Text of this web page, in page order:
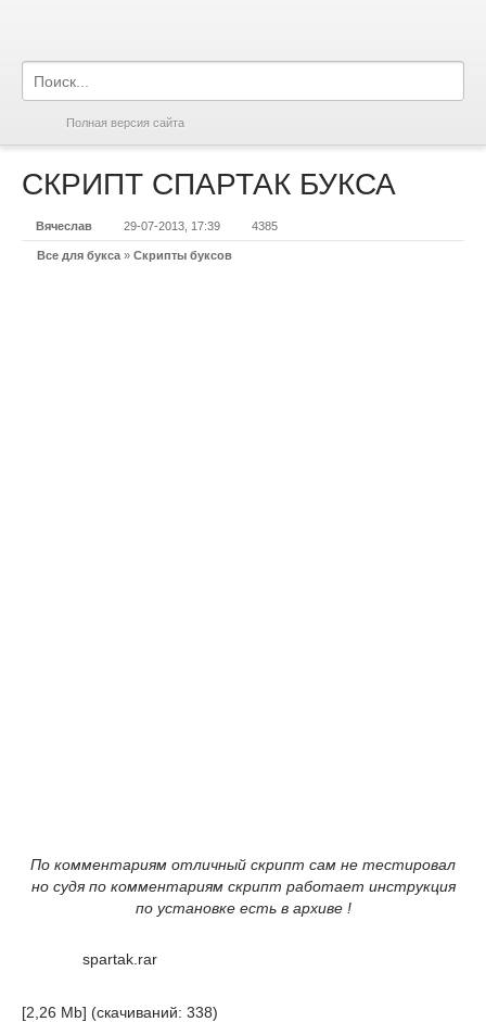
Полная версия сайта
СКРИПТ СПАРТАК БУКСА
Вячеслав 29-07-2013, 17:39 4385
Все для букса » Скрипты буксов
По комментариям отличный скрипт сам не тестировал
но судя по комментариям скрипт работает инструкция
по установке есть в архиве !
spartak.rar
[2,26 Mb] (cкачиваний: 338)